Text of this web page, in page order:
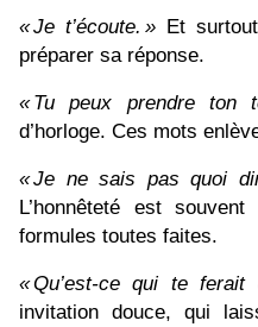
« Je t’écoute. » Et
préparer sa réponse.
« Tu peux prendre ton
d’horloge. Ces mots
« Je ne sais pas quoi
L’honnêteté est
formules toutes faites.
« Qu’est-ce qui te ferait
invitation douce, qui